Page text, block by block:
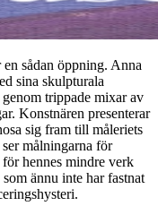
sådan öppning. Anna
sina skulpturala
trippade mixar av
Konstnären presenterar
sig fram till måleriets
målningarna för
hennes mindre verk
ännu inte har fastnat